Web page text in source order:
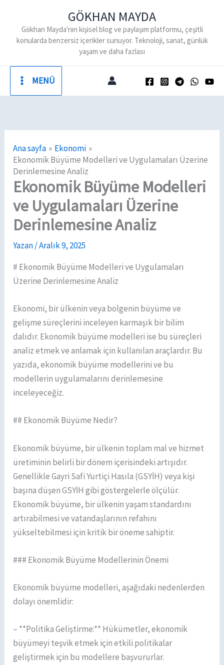
GÖKHAN MAYDA
Gökhan Mayda'nın kişisel blog ve paylaşım platformu, çeşitli
konularda benzersiz içerikler sunuyor. Teknoloji, sanat, günlük
yaşam ve daha fazlası
MENÜ
Ana sayfa
Ekonomi
Ekonomik Büyüme Modelleri ve Uygulamaları Üzerine
Derinlemesine Analiz
Ekonomik Büyüme Modelleri
ve Uygulamaları Üzerine
Derinlemesine Analiz
Yazan/Aralık 9, 2025
# Ekonomik Büyüme Modelleri ve Uygulamaları
Üzerine Derinlemesine Analiz
Ekonomi, bir ülkenin veya bölgenin büyüme ve
gelişme süreçlerini inceleyen karmaşık bir bilim
dalıdır. Ekonomik büyüme modelleri ise bu süreçleri
analiz etmek ve anlamak için kullanılan araçlardır. Bu
yazıda, ekonomik büyüme modellerini ve bu
modellerin uygulamalarını derinlemesine
inceleyeceğiz.
## Ekonomik Büyüme Nedir?
Ekonomik büyüme, bir ülkenin toplam mal ve hizmet
üretiminin belirli bir dönem içerisindeki artışıdır.
Genellikle Gayri Safi Yurtiçi Hasıla (GSYİH) veya kişi
başına düşen GSYİH gibi göstergelerle ölçülür.
Ekonomik büyüme, bir ülkenin yaşam standardını
artırabilmesi ve vatandaşlarının refahını
yükseltebilmesi için kritik bir öneme sahiptir.
### Ekonomik Büyüme Modellerinin Önemi
Ekonomik büyüme modelleri, aşağıdaki nedenlerden
dolayı önemlidir:
– **Politika Geliştirme:** Hükümetler, ekonomik
büyümeyi teşvik etmek için etkili politikalar
geliştirmek için bu modellere başvururlar.